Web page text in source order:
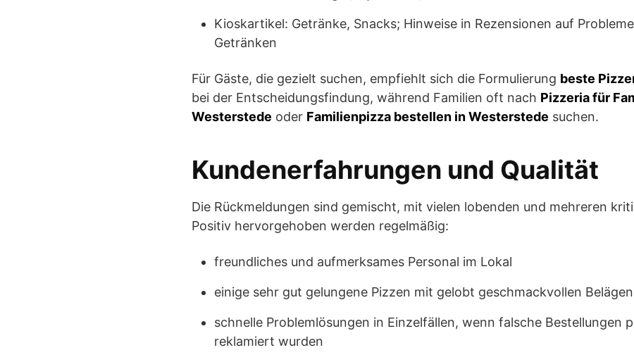
Kioskartikel: Getränke, Snacks; Hinweise in Rezensionen auf
Getränken
Für Gäste, die gezielt suchen, empfiehlt sich die Formulierung beste
bei der Entscheidungsfindung, während Familien oft nach Pizzeria für
Westerstede oder Familienpizza bestellen in Westerstede suchen.
Kundenerfahrungen und Qualität
Die Rückmeldungen sind gemischt, mit vielen lobenden und mehreren
Positiv hervorgehoben werden regelmäßig:
freundliches und aufmerksames Personal im Lokal
einige sehr gut gelungene Pizzen mit gelobt geschmackvollen Belägen
schnelle Problemlösungen in Einzelfällen, wenn falsche Bestellungen
reklamiert wurden